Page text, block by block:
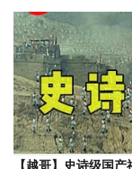
【越哥】史诗级国